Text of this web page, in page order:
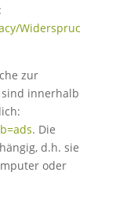
Widerspruc
zur
sind innerhalb
. Die
d.h. sie
oder